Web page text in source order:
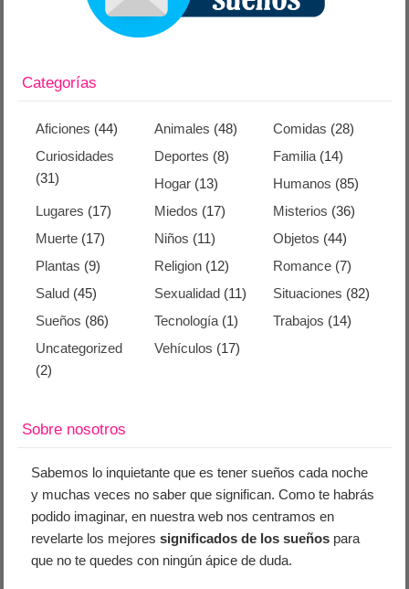
Categorías
Aficiones (44) Animales (48) Comidas (28)
Curiosidades
(31)
Deportes (8) Familia(14)
Hogar (13) Humanos (85)
Lugares (17) Miedos (17) Misterios (36)
Muerte (17) Niños (11) Objetos (44)
Plantas (9) Religion (12) Romance(7)
Salud (45) Sexualidad (11) Situaciones (82)
Sueños (86) Tecnología (1) Trabajos (14)
Uncategorized
(2)
Vehículos (17)
Sobre nosotros
Sabemos lo inquietante que es tener sueños cada noche
y muchas veces no saber que significan. Como te habrás
podido imaginar, en nuestra web nos centramos en
revelarte los mejoressignificados de los sueños para
que no te quedes con ningún ápice de duda.